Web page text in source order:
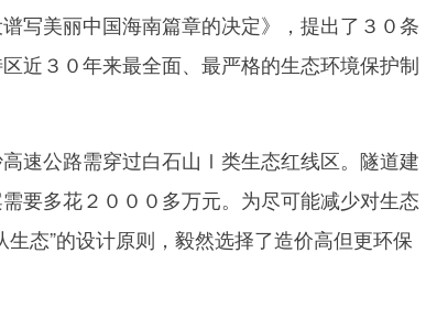
写美丽中国海南篇章的决定》，提出了３０条
近３０年来最全面、最严格的生态环境保护制
公路需穿过白石山Ⅰ类生态红线区。隧道建
要多花２０００多万元。为尽可能减少对生态
态”的设计原则，毅然选择了造价高但更环保